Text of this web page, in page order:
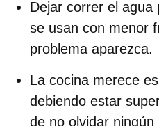
Dejar correr el agua
se usan con menor
problema aparezca.
La cocina merece
debiendo estar
de no olvidar ningún